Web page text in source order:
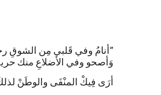
”أنامُ وفي قَلبي مِن الشوقِ
وَأصحو وفي الأضلاعِ منك
أرَى فِيكْ المنْفَى والوطَنْ